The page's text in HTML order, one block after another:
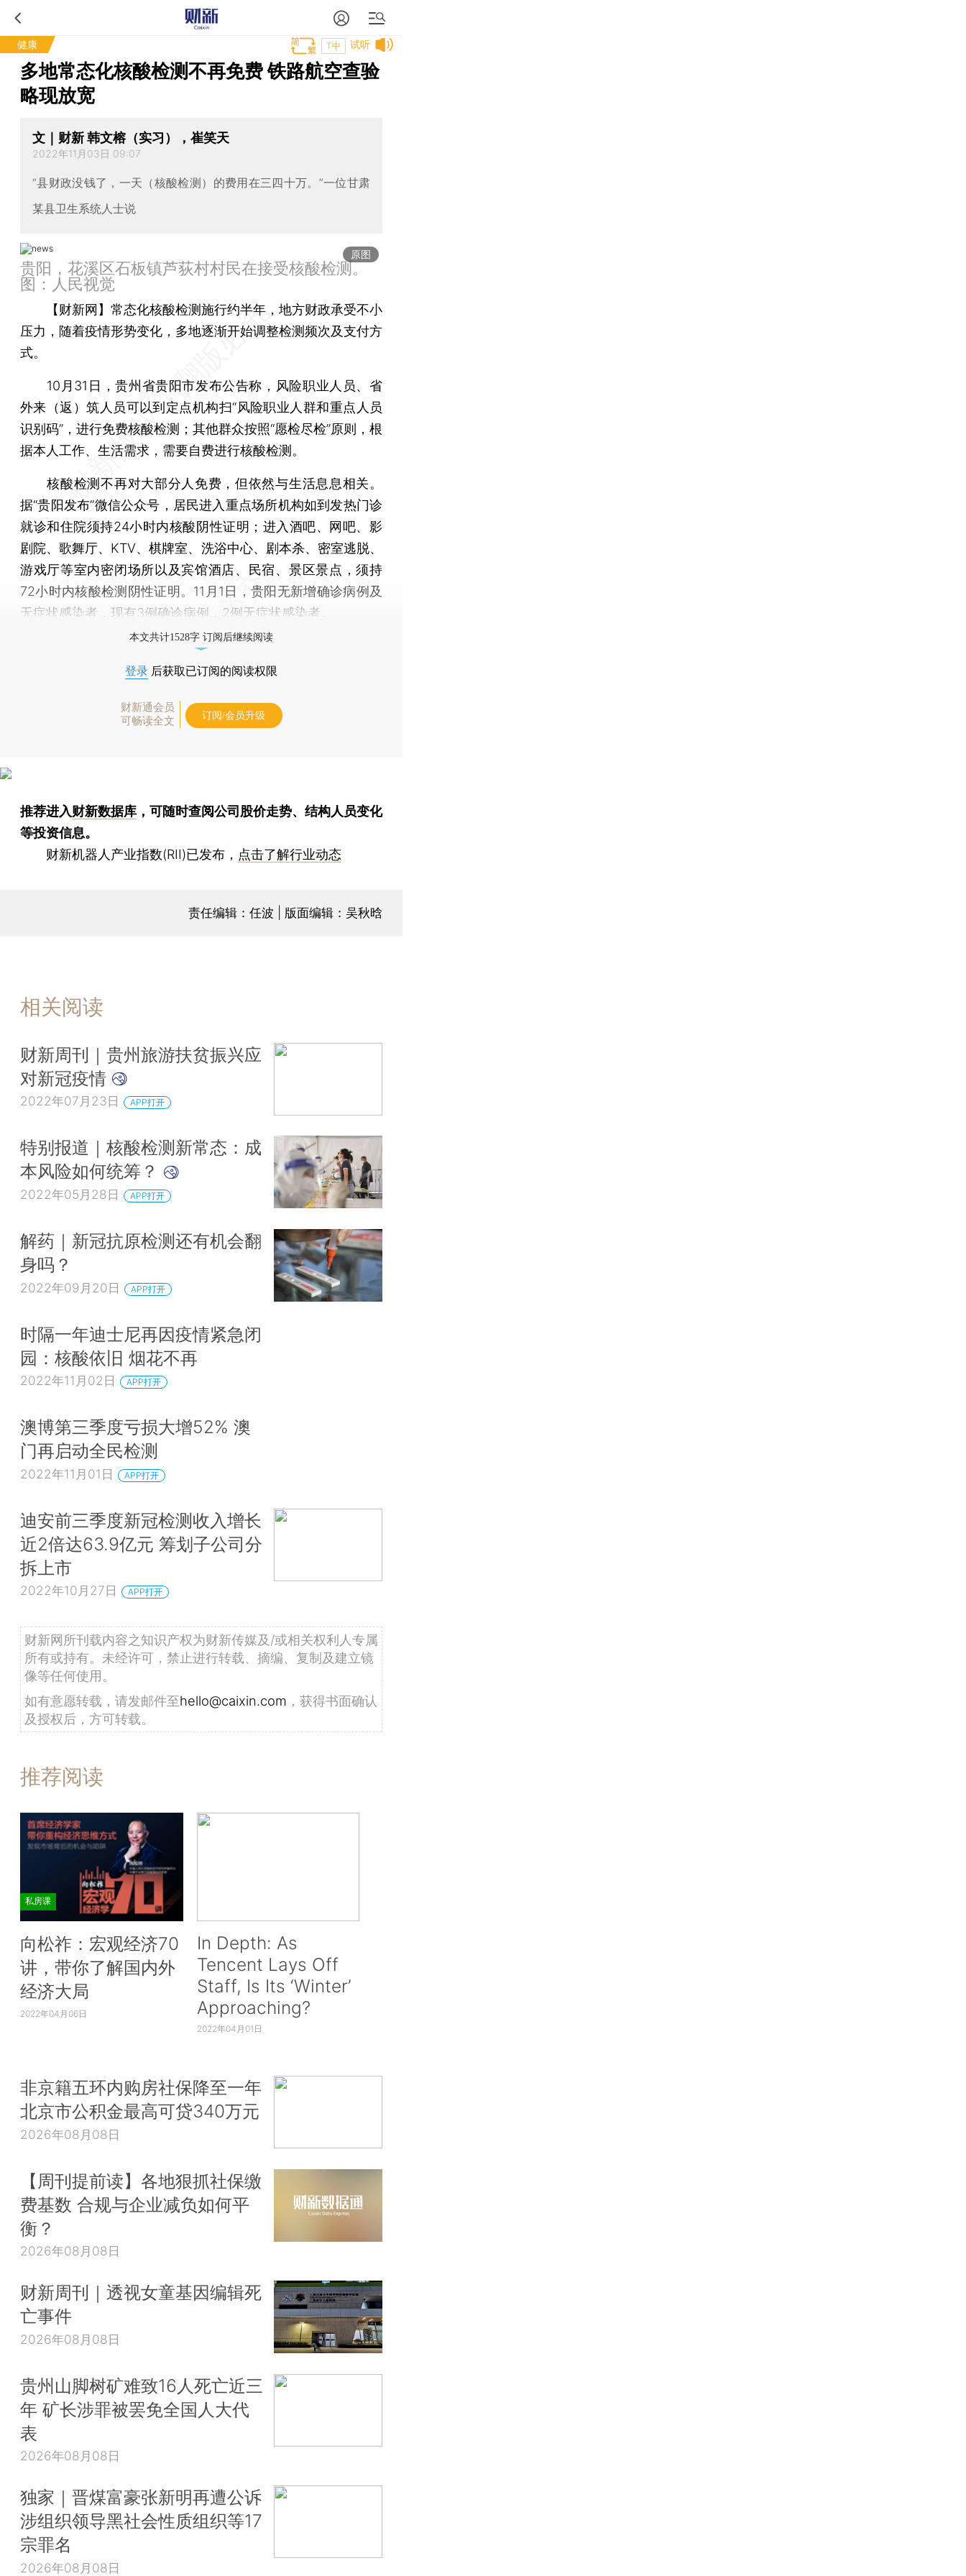
健康 试听
T中
多地常态化核酸检测不再免费 铁路航空查验
略现放宽
文｜财新 韩文榕（实习），崔笑天
2022年11月03日 09:07
“县财政没钱了，一天（核酸检测）的费用在三四十万。”一位甘肃
某县卫生系统人士说
原图
贵阳，花溪区石板镇芦荻村村民在接受核酸检测。
图：人民视觉
【财新网】 常态化核酸检测施行约半年，地方财政承受不小
压力，随着疫情形势变化，多地逐渐开始调整检测频次及支付方
式。
10月31日，贵州省贵阳市发布公告称，风险职业人员、省
外来（返）筑人员可以到定点机构扫“风险职业人群和重点人员
识别码”，进行免费核酸检测；其他群众按照“愿检尽检”原则，根
据本人工作、生活需求，需要自费进行核酸检测。
核酸检测不再对大部分人免费，但依然与生活息息相关。
据“贵阳发布”微信公众号，居民进入重点场所机构如到发热门诊
就诊和住院须持24小时内核酸阴性证明；进入酒吧、网吧、影
剧院、歌舞厅、KTV、棋牌室、洗浴中心、剧本杀、密室逃脱、
游戏厅等室内密闭场所以及宾馆酒店、民宿、景区景点，须持
72小时内核酸检测阴性证明。11月1日，贵阳无新增确诊病例及
无症状感染者，现有3例确诊病例，2例无症状感染者。
本文共计1528字 订阅后继续阅读
登录 后获取已订阅的阅读权限
财新通会员
可畅读全文
订阅/会员升级
推荐进入财新数据库 ，可随时查阅公司股价走势、结构人员变化
等投资信息。
财新机器人产业指数(RII)已发布， 点击了解行业动态
责任编辑：任波 | 版面编辑：吴秋晗
相关阅读
财新周刊｜贵州旅游扶贫振兴应
对新冠疫情
2022年07月23日 APP打开
特别报道｜核酸检测新常态：成
本风险如何统筹？
2022年05月28日 APP打开
解药｜新冠抗原检测还有机会翻
身吗？
2022年09月20日 APP打开
时隔一年迪士尼再因疫情紧急闭
园：核酸依旧 烟花不再
2022年11月02日 APP打开
澳博第三季度亏损大增52% 澳
门再启动全民检测
2022年11月01日 APP打开
迪安前三季度新冠检测收入增长
近2倍达63.9亿元 筹划子公司分
拆上市
2022年10月27日 APP打开
财新网所刊载内容之知识产权为财新传媒及/或相关权利人专属
所有或持有。未经许可，禁止进行转载、摘编、复制及建立镜
像等任何使用。
如有意愿转载，请发邮件至hello@caixin.com ，获得书面确认
及授权后，方可转载。
推荐阅读
私房课
向松祚：宏观经济70
讲，带你了解国内外
经济大局
2022年04月06日
In Depth: As
Tencent Lays Off
Staff, Is Its ‘Winter’
Approaching?
2022年04月01日
非京籍五环内购房社保降至一年
北京市公积金最高可贷340万元
2026年08月08日
【周刊提前读】各地狠抓社保缴
费基数 合规与企业减负如何平
衡？
2026年08月08日
财新周刊｜透视女童基因编辑死
亡事件
2026年08月08日
贵州山脚树矿难致16人死亡近三
年 矿长涉罪被罢免全国人大代
表
2026年08月08日
独家｜晋煤富豪张新明再遭公诉
涉组织领导黑社会性质组织等17
宗罪名
2026年08月08日